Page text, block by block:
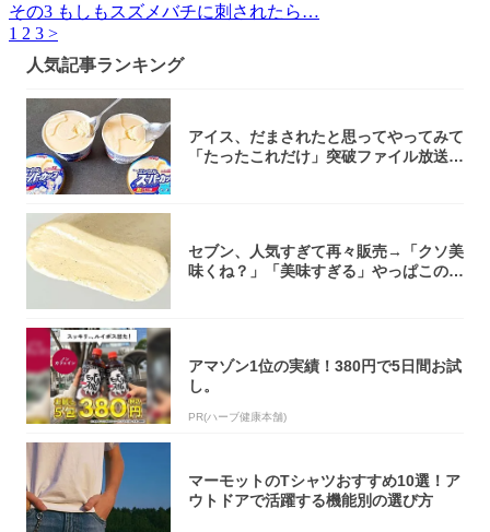
その3 もしもスズメバチに刺されたら…
1 2 3 >
人気記事ランキング
アイス、だまされたと思ってやってみて
「たったこれだけ」突破ファイル放送で
セブン、人気すぎて再々販売→「クソ美
味くね？」「美味すぎる」やっぱこのク
アマゾン1位の実績！380円で5日間お試
し。
PR(ハーブ健康本舗)
マーモットのTシャツおすすめ10選！ア
ウトドアで活躍する機能別の選び方